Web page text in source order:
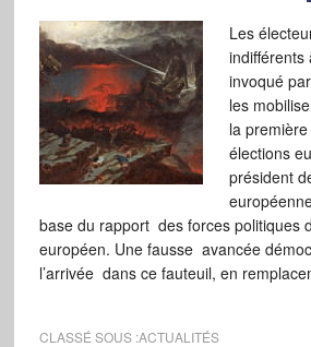
Les
indifférents
invoqué
les
la
élections
président
base du rapport des forces politiques
européen. Une fausse avancée
l’arrivée dans ce fauteuil, en
CLASSÉ SOUS :ACTUALITÉS